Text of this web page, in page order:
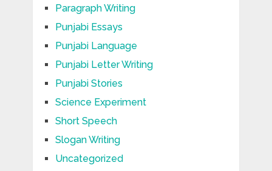
Paragraph Writing
Punjabi Essays
Punjabi Language
Punjabi Letter Writing
Punjabi Stories
Science Experiment
Short Speech
Slogan Writing
Uncategorized